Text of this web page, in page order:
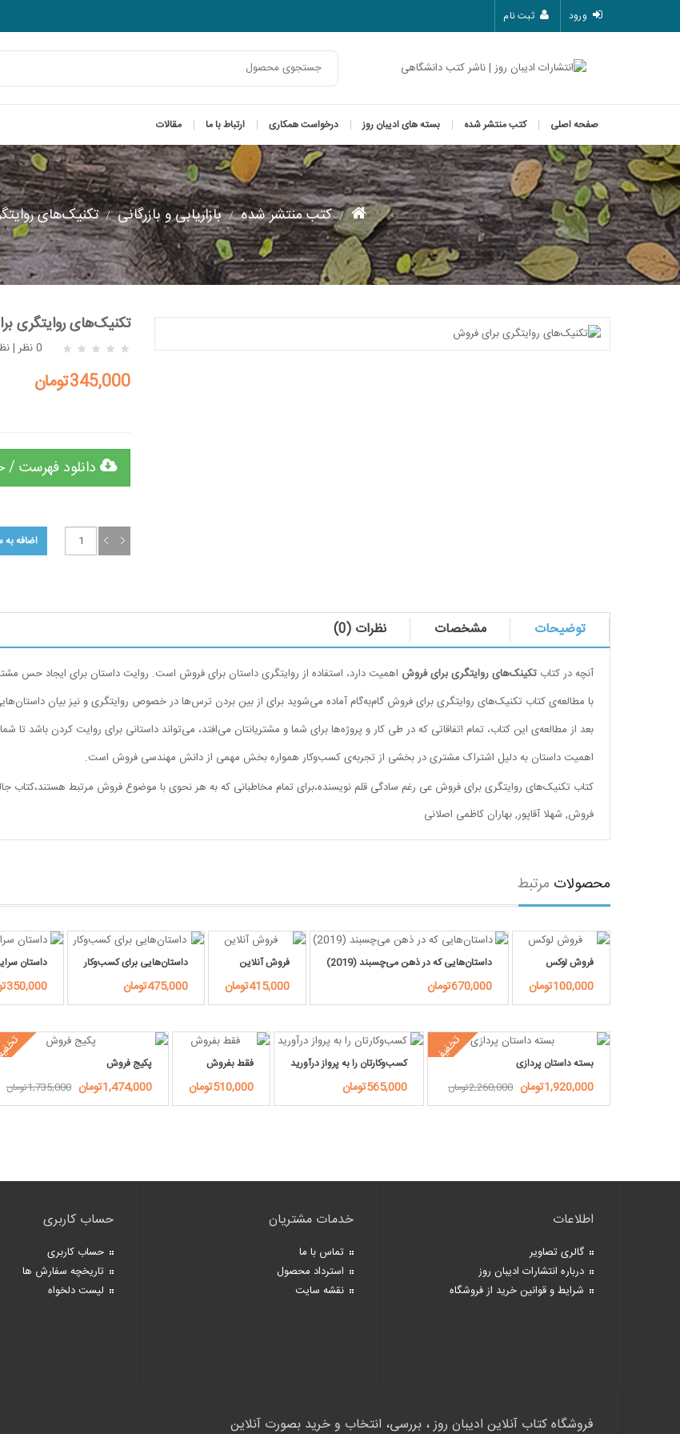
ورود ثبت نام
صفحه اصلی کتب منتشر شده بسته های ادیبان روز درخواست همکاری ارتباط با ما مقالات
کتب منتشر شده بازاریابی و بازرگانی تکنیک‌های
تکنیک‌های روایتگری
0 نظر |
345,000تومان
دانلود فهرست /
توضیحات مشخصات نظرات (0)
آنچه در کتاب تکینک‌های روایتگری برای فروش اهمیت دارد، استفاده از روایتگری داستان برای فروش است. روایت داستان برای ایجاد حس
با مطالعه‌ی کتاب تکنیک‌های روایتگری برای فروش گام‌به‌گام آماده می‌شوید برای از بین بردن ترس‌ها در خصوص روایتگری و نیز بیان
بعد از مطالعه‌ی این کتاب،‌ تمام اتفاقاتی که در طی کار و پرو‌ژه‌ها برای شما و مشتریانتان می‌افتد، می‌تواند داستانی برای روایت کردن باشد تا
اهمیت داستان به دلیل اشتراک مشتری در بخشی از تجربه‌ی کسب‌وکار همواره بخش مهمی از دانش مهندسی فروش است.
کتاب تکنیک‌های روایتگری برای فروش عی رغم سادگی قلم نویسنده،‌برای تمام مخاطبانی که به هر نحوی با موضوع فروش مرتبط هستند،‌کتاب
فروش, شهلا آقاپور,بهاران کاظمی اصلانی
محصولات مرتبط
فروش لوکس
100,000تومان
داستان‌هایی که در ذهن می‌چسبند (2019)
670,000تومان
فروش آنلاین
415,000تومان
داستان‌هایی برای کسب‌وکار
475,000تومان
داستان
350,000تومان
تخفیف بسته داستان پردازی
1,920,000تومان 2,260,000تومان
کسب‌وکارتان را به پرواز درآورید
565,000تومان
فقط بفروش
510,000تومان
پکیج فروش
1,474,000تومان 1,735,000تومان
اطلاعات
گالری تصاویر
درباره انتشارات ادیبان روز
شرایط و قوانین خرید از فروشگاه
خدمات مشتریان
تماس با ما
استرداد محصول
نقشه سایت
حساب کاربری
حساب کاربری
تاریخچه سفارش ها
لیست دلخواه
فروشگاه کتاب آنلاین ادیبان روز ، بررسی، انتخاب و خرید بصورت آنلاین